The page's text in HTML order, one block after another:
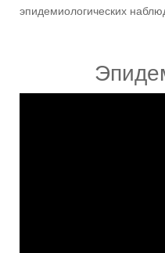
эпидемиологических